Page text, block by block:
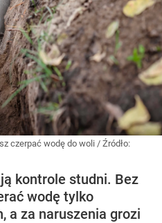
czerpać wodę do woli / Źródło:
kontrole studni. Bez
wodę tylko
a za naruszenia grozi